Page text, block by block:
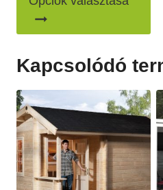
A
a
Kapcsolódó